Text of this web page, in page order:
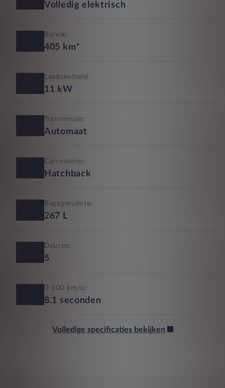
Volledig elektrisch
Bereik:
405 km*
Laadsnelheid:
11 kW
Transmissie:
Automaat
Carrosserie:
Hatchback
Bagageruimte:
267 L
Deuren:
5
0-100 km/u:
8.1 seconden
Volledige specificaties bekijken